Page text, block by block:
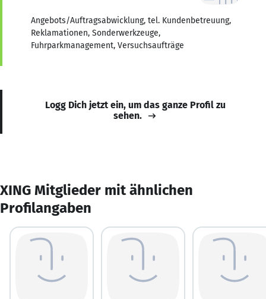
Angebots/Auftragsabwicklung, tel. Kundenbetreuung,
Reklamationen, Sonderwerkzeuge,
Fuhrparkmanagement, Versuchsaufträge
Logg Dich jetzt ein, um das ganze Profil zu
sehen.
XING Mitglieder mit ähnlichen
Profilangaben